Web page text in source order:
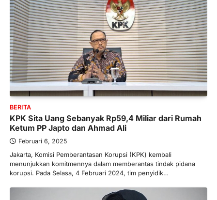
BERITA
KPK Sita Uang Sebanyak Rp59,4 Miliar dari Rumah
Ketum PP Japto dan Ahmad Ali
Februari 6, 2025
Jakarta, Komisi Pemberantasan Korupsi (KPK) kembali
menunjukkan komitmennya dalam memberantas tindak pidana
korupsi. Pada Selasa, 4 Februari 2024, tim penyidik…